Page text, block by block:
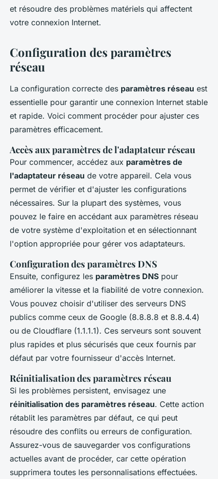
et résoudre des problèmes matériels qui affectent
votre connexion Internet.
Configuration des paramètres
réseau
La configuration correcte des paramètres réseau est
essentielle pour garantir une connexion Internet stable
et rapide. Voici comment procéder pour ajuster ces
paramètres efficacement.
Accès aux paramètres de l'adaptateur réseau
Pour commencer, accédez aux paramètres de
l'adaptateur réseau de votre appareil. Cela vous
permet de vérifier et d'ajuster les configurations
nécessaires. Sur la plupart des systèmes, vous
pouvez le faire en accédant aux paramètres réseau
de votre système d'exploitation et en sélectionnant
l'option appropriée pour gérer vos adaptateurs.
Configuration des paramètres DNS
Ensuite, configurez les paramètres DNS pour
améliorer la vitesse et la fiabilité de votre connexion.
Vous pouvez choisir d'utiliser des serveurs DNS
publics comme ceux de Google (8.8.8.8 et 8.8.4.4)
ou de Cloudflare (1.1.1.1). Ces serveurs sont souvent
plus rapides et plus sécurisés que ceux fournis par
défaut par votre fournisseur d'accès Internet.
Réinitialisation des paramètres réseau
Si les problèmes persistent, envisagez une
réinitialisation des paramètres réseau. Cette action
rétablit les paramètres par défaut, ce qui peut
résoudre des conflits ou erreurs de configuration.
Assurez-vous de sauvegarder vos configurations
actuelles avant de procéder, car cette opération
supprimera toutes les personnalisations effectuées.